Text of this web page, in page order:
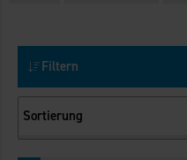
Filtern
Sortierung